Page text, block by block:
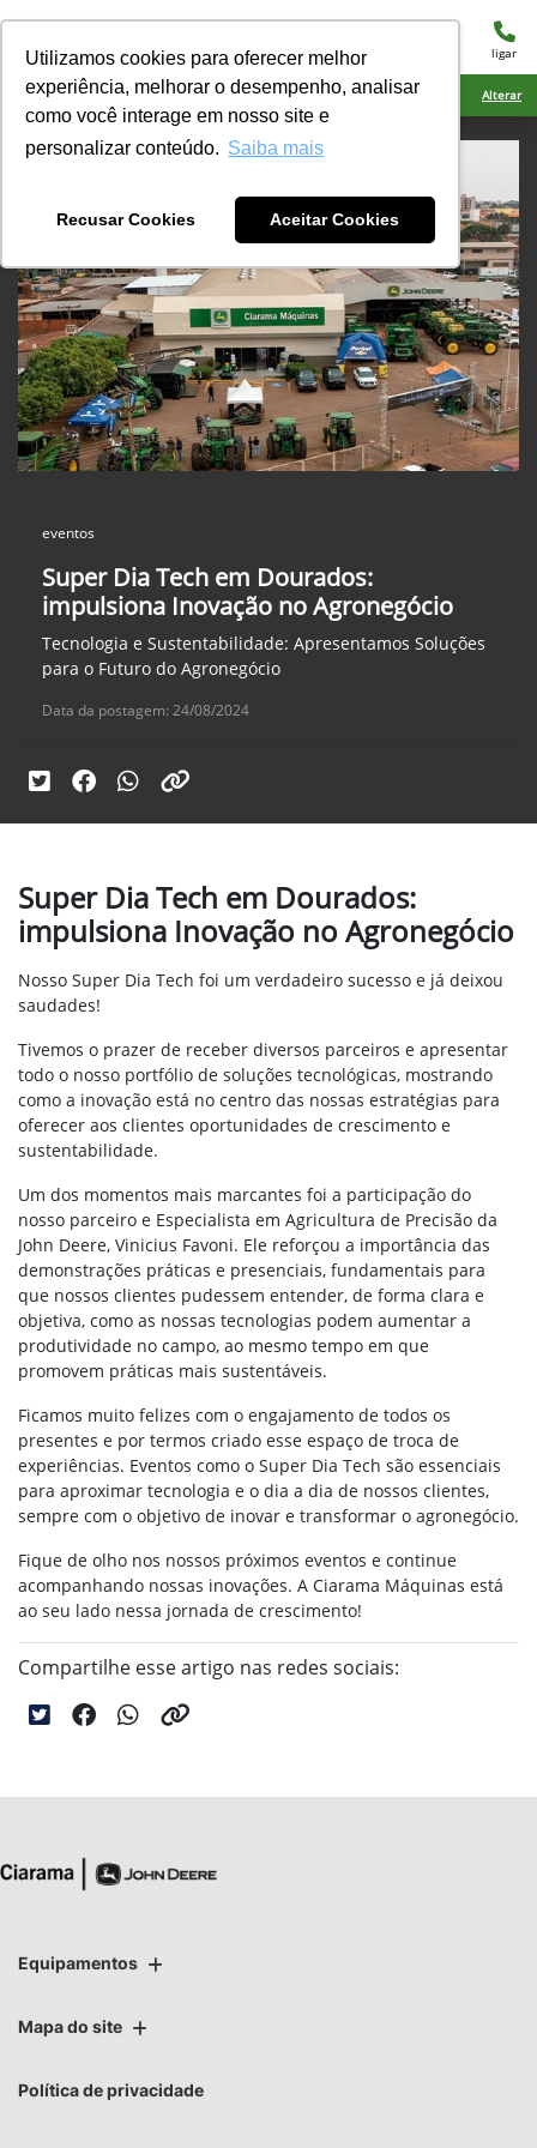
Utilizamos cookies para oferecer melhor
experiência, melhorar o desempenho, analisar
como você interage em nosso site e
personalizar conteúdo. Saiba mais
Recusar Cookies Aceitar Cookies
menu ligar
Ciarama Máquinas Ponta Porã Alterar
eventos
Super Dia Tech em Dourados:
impulsiona Inovação no Agronegócio
Tecnologia e Sustentabilidade: Apresentamos Soluções
para o Futuro do Agronegócio
Data da postagem: 24/08/2024
Super Dia Tech em Dourados:
impulsiona Inovação no Agronegócio
Nosso Super Dia Tech foi um verdadeiro sucesso e já deixou
saudades!
Tivemos o prazer de receber diversos parceiros e apresentar
todo o nosso portfólio de soluções tecnológicas, mostrando
como a inovação está no centro das nossas estratégias para
oferecer aos clientes oportunidades de crescimento e
sustentabilidade.
Um dos momentos mais marcantes foi a participação do
nosso parceiro e Especialista em Agricultura de Precisão da
John Deere, Vinicius Favoni. Ele reforçou a importância das
demonstrações práticas e presenciais, fundamentais para
que nossos clientes pudessem entender, de forma clara e
objetiva, como as nossas tecnologias podem aumentar a
produtividade no campo, ao mesmo tempo em que
promovem práticas mais sustentáveis.
Ficamos muito felizes com o engajamento de todos os
presentes e por termos criado esse espaço de troca de
experiências. Eventos como o Super Dia Tech são essenciais
para aproximar tecnologia e o dia a dia de nossos clientes,
sempre com o objetivo de inovar e transformar o agronegócio.
Fique de olho nos nossos próximos eventos e continue
acompanhando nossas inovações. A Ciarama Máquinas está
ao seu lado nessa jornada de crescimento!
Compartilhe esse artigo nas redes sociais:
Equipamentos
Mapa do site
Política de privacidade